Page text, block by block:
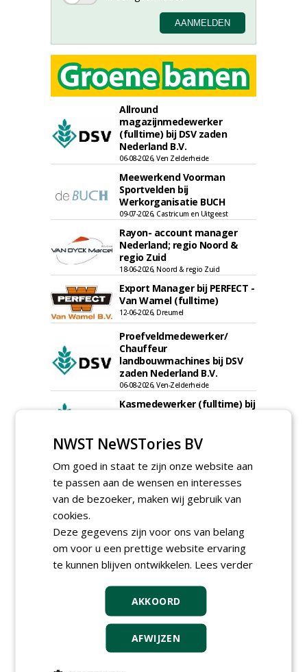
Allround
magazijnmedewerker
(fulltime) bij DSV zaden
Nederland B.V.
06-08-2026, Ven Zelderheide
Meewerkend Voorman
Sportvelden bij
Werkorganisatie BUCH
09-07-2026, Castricum en Uitgeest
Rayon- account manager
Nederland; regio Noord &
regio Zuid
18-06-2026, Noord & regio Zuid
Export Manager bij PERFECT -
Van Wamel (fulltime)
12-06-2026, Dreumel
Proefveldmedewerker/
Chauffeur
landbouwmachines bij DSV
zaden Nederland B.V.
06-08-2026, Ven-Zelderheide
Kasmedewerker (fulltime) bij
Groeiplaats specialist bij
Boomtotaalzorg32-40 uur
Boominspecteur bij
meer Groene Banen
NWST NeWSTories BV
Om goed in staat te zijn onze website aan
te passen aan de wensen en interesses
van de bezoeker, maken wij gebruik van
cookies.
Deze gegevens zijn voor ons van belang
om voor u een prettige website ervaring
te kunnen blijven ontwikkelen. Lees verder
AKKOORD
AFWIJZEN